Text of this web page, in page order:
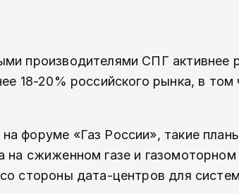
производителями СПГ активнее
18-20% российского рынка, в том
форуме «Газ России», такие
на сжиженном газе и
стороны дата-центров для